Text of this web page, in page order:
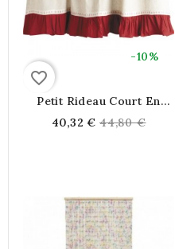
-10%
favorite_border
Petit Rideau Court En
Coton Et Lin, Coeur
Rouge Blanc Crème, Style
40,32 € Regular
44,80 €